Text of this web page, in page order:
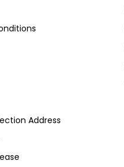
Address